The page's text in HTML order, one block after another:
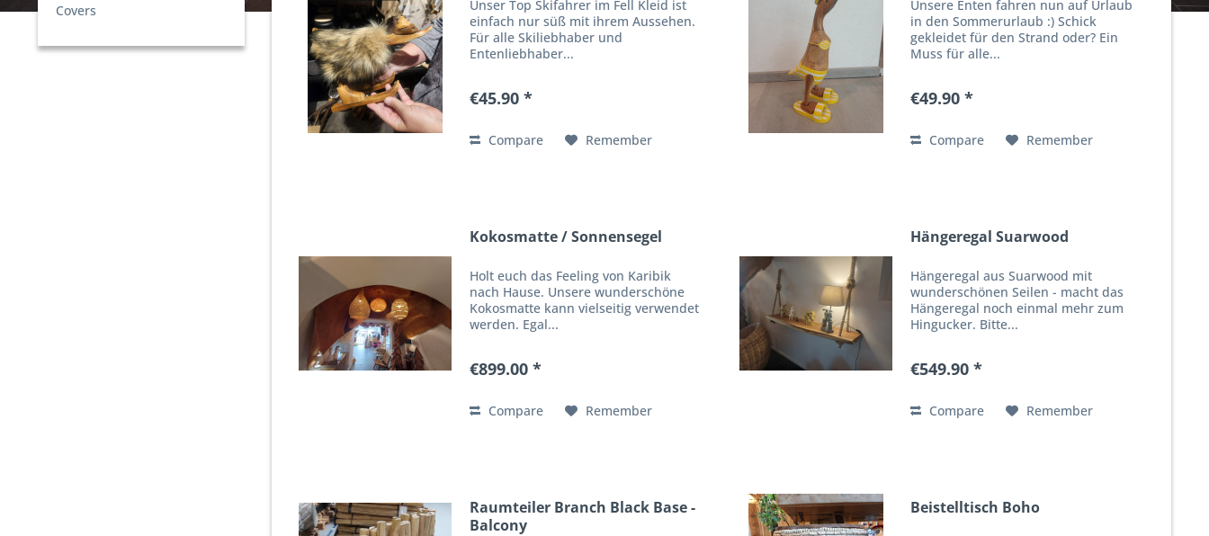
Covers
Unser Top Skifahrer im Fell Kleid ist
einfach nur süß mit ihrem Aussehen.
Für alle Skiliebhaber und
Entenliebhaber...
€45.90 *
Compare Remember
Unsere Enten fahren nun auf Urlaub
in den Sommerurlaub :) Schick
gekleidet für den Strand oder? Ein
Muss für alle...
€49.90 *
Compare Remember
Kokosmatte / Sonnensegel
Holt euch das Feeling von Karibik
nach Hause. Unsere wunderschöne
Kokosmatte kann vielseitig verwendet
werden. Egal...
€899.00 *
Compare Remember
Hängeregal Suarwood
Hängeregal aus Suarwood mit
wunderschönen Seilen - macht das
Hängeregal noch einmal mehr zum
Hingucker. Bitte...
€549.90 *
Compare Remember
Raumteiler Branch Black Base -
Balcony
Beistelltisch Boho